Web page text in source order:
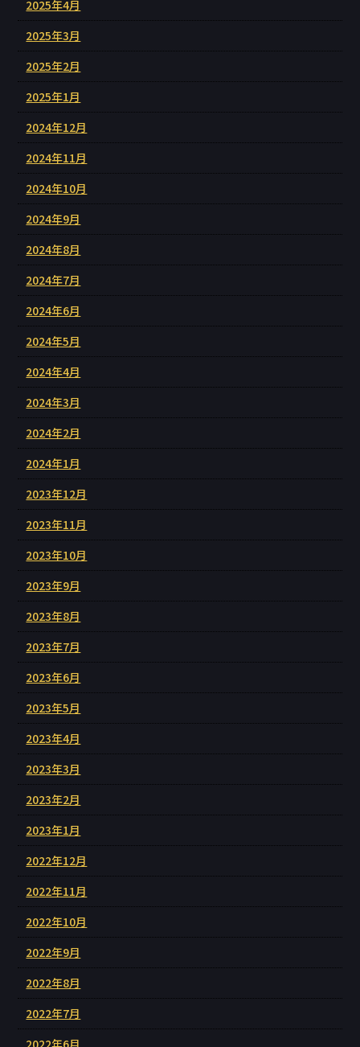
2025年4月
2025年3月
2025年2月
2025年1月
2024年12月
2024年11月
2024年10月
2024年9月
2024年8月
2024年7月
2024年6月
2024年5月
2024年4月
2024年3月
2024年2月
2024年1月
2023年12月
2023年11月
2023年10月
2023年9月
2023年8月
2023年7月
2023年6月
2023年5月
2023年4月
2023年3月
2023年2月
2023年1月
2022年12月
2022年11月
2022年10月
2022年9月
2022年8月
2022年7月
2022年6月